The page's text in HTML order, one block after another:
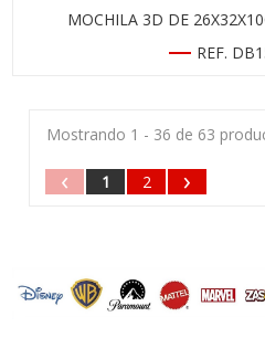
MOCHILA 3D DE
REF.
Mostrando 1 - 36 de 63
‹ 1 2 ›